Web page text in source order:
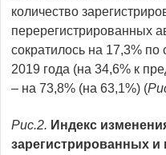
количество
перерегистрированных
сократилось на 17,3%
2019 года (на 34,6% к
– на 73,8% (на 63,1%) (
Рис.2. Индекс
зарегистрированных